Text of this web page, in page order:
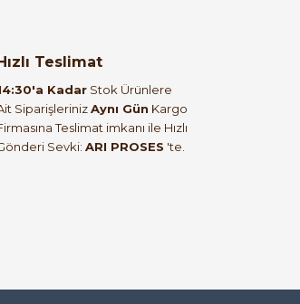
Teslimat
Kadar Stok Ürünlere
SiparişlerinizAynı Gün Kargo
Teslimat imkanı ile Hızlı
Sevki: ARI PROSES 'te.